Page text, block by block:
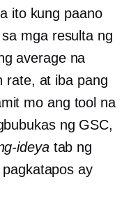
ito kung paano
mga resulta ng
average na
rate, at iba pang
mo ang tool na
ng GSC,
ideyatab ng
ay